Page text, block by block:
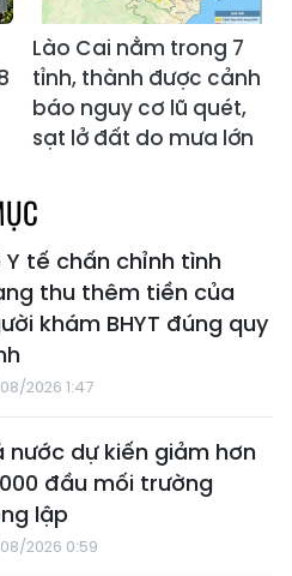
Lào Cai nằm trong 7
tỉnh, thành được cảnh
báo nguy cơ lũ quét,
sạt lở đất do mưa lớn
Y tế chấn chỉnh tình
thu thêm tiền của
khám BHYT đúng quy
2026 1:47
nước dự kiến giảm hơn
đầu mối trường
lập
2026 0:59